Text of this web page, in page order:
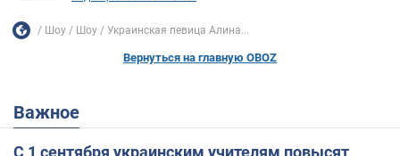
Шоу Шоу Украинская певица Алина...
Вернуться на главную OBOZ
Важное
С 1 сентября украинским учителям повысят